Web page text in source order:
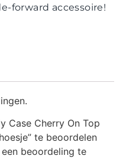
forward accessoire!
Case Cherry On Top
te beoordelen
beoordeling te